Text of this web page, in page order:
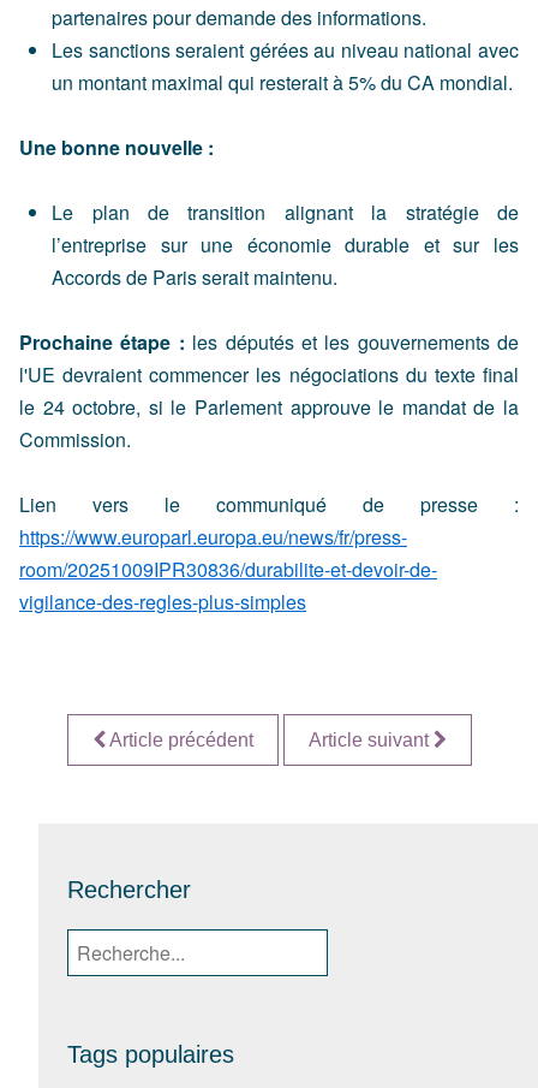
partenaires pour demande des informations.
Les sanctions seraient gérées au niveau national avec
un montant maximal qui resterait à 5% du CA mondial.
Une bonne nouvelle :
Le plan de transition alignant la stratégie de
l’entreprise sur une économie durable et sur les
Accords de Paris serait maintenu.
Prochaine étape : les députés et les gouvernements de
l'UE devraient commencer les négociations du texte final
le 24 octobre, si le Parlement approuve le mandat de la
Commission.
Lien vers le communiqué de presse :
https://www.europarl.europa.eu/news/fr/press-
room/20251009IPR30836/durabilite-et-devoir-de-
vigilance-des-regles-plus-simples
Article précédent Article suivant
Rechercher
Tags populaires